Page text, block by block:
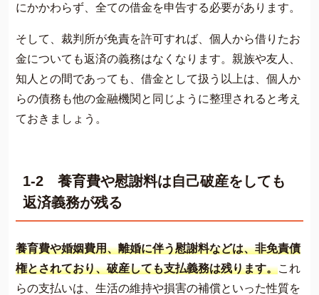
にかかわらず、全ての借金を申告する必要があります。
そして、裁判所が免責を許可すれば、個人から借りたお
金についても返済の義務はなくなります。親族や友人、
知人との間であっても、借金として扱う以上は、個人か
らの債務も他の金融機関と同じように整理されると考え
ておきましょう。
1-2 養育費や慰謝料は自己破産をしても
返済義務が残る
養育費や婚姻費用、離婚に伴う慰謝料などは、非免責債
権とされており、破産しても支払義務は残ります。これ
らの支払いは、生活の維持や損害の補償といった性質を